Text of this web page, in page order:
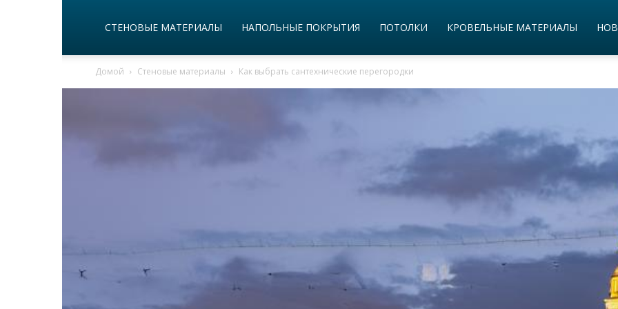
СТЕНОВЫЕ МАТЕРИАЛЫ НАПОЛЬНЫЕ ПОКРЫТИЯ ПОТОЛКИ КРОВЕЛЬНЫЕ МАТЕРИАЛЫ
Домой Стеновые материалы Как выбрать сантехнические перегородки